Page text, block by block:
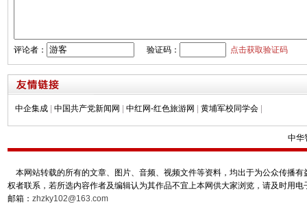
评论者： 验证码： 点击获取验证码
中企集成 中国共产党新闻网 中红网-红色旅游网 黄埔军校同学会
中华
本网站转载的所有的文章、图片、音频、视频文件等资料，均出于为公众传播
权者联系，若所选内容作者及编辑认为其作品不宜上本网供大家浏览，请及时用
邮箱： zhzky102@163.com